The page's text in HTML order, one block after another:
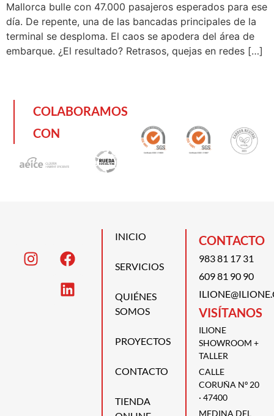
Mallorca bulle con 47.000 pasajeros esperados para ese
día. De repente, una de las bancadas principales de la
terminal se desploma. El caos se apodera del área de
embarque. ¿El resultado? Retrasos, quejas en redes […]
COLABORAMOS
CON
INICIO
SERVICIOS
QUIÉNES
SOMOS
PROYECTOS
CONTACTO
TIENDA
CONTACTO
983 81 17 31
609 81 90 90
VISÍTANOS
ILIONE
SHOWROOM +
TALLER
CALLE
CORUÑA Nº 20
· 47400
MEDINA DEL